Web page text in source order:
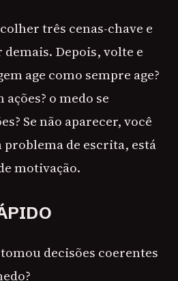
três cenas-chave e
Depois, volte e
age como sempre age?
o medo se
Se não aparecer, você
problema de escrita, está
motivação.
decisões coerentes